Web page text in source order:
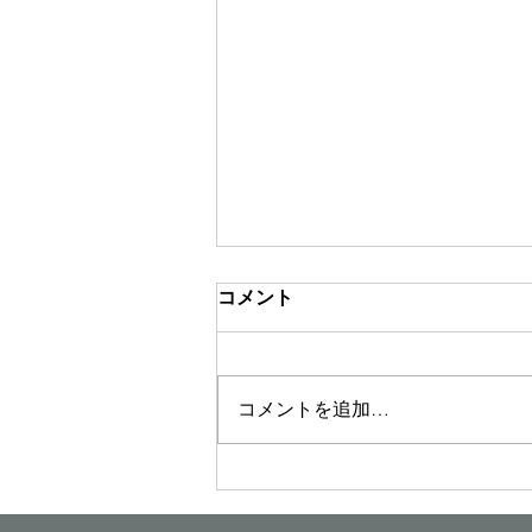
ロボット事業で包括的業務提
コメント
コメントを追加…